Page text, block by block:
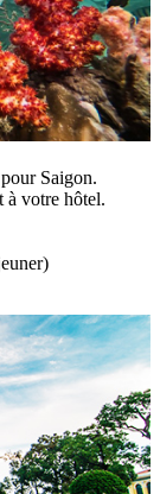
Saigon.
à votre hôtel.